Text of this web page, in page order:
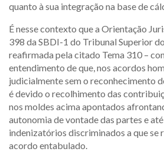
quanto à sua integração na base de
É nesse contexto que a Orientação
398 da SBDI-1 do Tribunal Superior
reafirmada pela citado Tema 310 –
entendimento de que, nos acordos
judicialmente sem o reconhecimento
é devido o recolhimento das
nos moldes acima apontados
autonomia de vontade das partes e
indenizatórios discriminados a que se
acordo entabulado.